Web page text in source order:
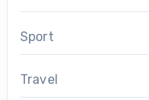
Sport
Travel